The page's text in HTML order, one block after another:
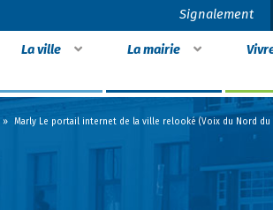
Signalement
La ville La mairie
» Marly Le portail internet de la ville relooké (Voix du Nord du